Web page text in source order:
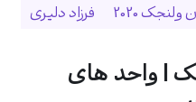
2020
فرزاد دلیری
| واحد های